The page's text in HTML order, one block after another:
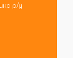
р/у